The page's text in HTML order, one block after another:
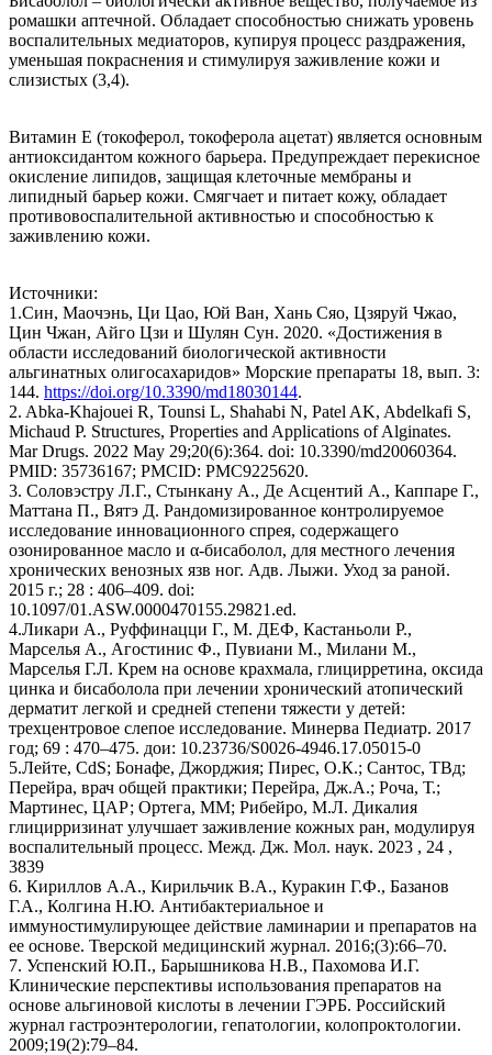
ромашки аптечной. Обладает способностью снижать уровень
воспалительных медиаторов, купируя процесс раздражения,
уменьшая покраснения и стимулируя заживление кожи и
слизистых (3,4).
Витамин Е (токоферол, токоферола ацетат) является основным
антиоксидантом кожного барьера. Предупреждает перекисное
окисление липидов, защищая клеточные мембраны и
липидный барьер кожи. Смягчает и питает кожу, обладает
противовоспалительной активностью и способностью к
заживлению кожи.
Источники:
1.Син, Маочэнь, Ци Цао, Юй Ван, Хань Сяо, Цзяруй Чжао,
Цин Чжан, Айго Цзи и Шулян Сун. 2020. «Достижения в
области исследований биологической активности
альгинатных олигосахаридов» Морские препараты 18, вып. 3:
144. https://doi.org/10.3390/md18030144.
2. Abka-Khajouei R, Tounsi L, Shahabi N, Patel AK, Abdelkafi S,
Michaud P. Structures, Properties and Applications of Alginates.
Mar Drugs. 2022 May 29;20(6):364. doi: 10.3390/md20060364.
PMID: 35736167; PMCID: PMC9225620.
3. Соловэстру Л.Г., Стынкану А., Де Асцентий А., Каппаре Г.,
Маттана П., Вятэ Д. Рандомизированное контролируемое
исследование инновационного спрея, содержащего
озонированное масло и α-бисаболол, для местного лечения
хронических венозных язв ног. Адв. Лыжи. Уход за раной.
2015 г.; 28 : 406–409. doi:
10.1097/01.ASW.0000470155.29821.ed.
4.Ликари А., Руффинацци Г., М. ДЕФ, Кастаньоли Р.,
Марселья А., Агостинис Ф., Пувиани М., Милани М.,
Марселья Г.Л. Крем на основе крахмала, глицирретина, оксида
цинка и бисаболола при лечении хронический атопический
дерматит легкой и средней степени тяжести у детей:
трехцентровое слепое исследование. Минерва Педиатр. 2017
год; 69 : 470–475. дои: 10.23736/S0026-4946.17.05015-0
5.Лейте, CdS; Бонафе, Джорджия; Пирес, О.К.; Сантос, ТВд;
Перейра, врач общей практики; Перейра, Дж.А.; Роча, Т.;
Мартинес, ЦАР; Ортега, ММ; Рибейро, М.Л. Дикалия
глицирризинат улучшает заживление кожных ран, модулируя
воспалительный процесс. Межд. Дж. Мол. наук. 2023 , 24 ,
3839
6. Кириллов А.А., Кирильчик В.А., Куракин Г.Ф., Базанов
Г.А., Колгина Н.Ю. Антибактериальное и
иммуностимулирующее действие ламинарии и препаратов на
ее основе. Тверской медицинский журнал. 2016;(3):66–70.
7. Успенский Ю.П., Барышникова Н.В., Пахомова И.Г.
Клинические перспективы использования препаратов на
основе альгиновой кислоты в лечении ГЭРБ. Российский
журнал гастроэнтерологии, гепатологии, колопроктологии.
2009;19(2):79–84.